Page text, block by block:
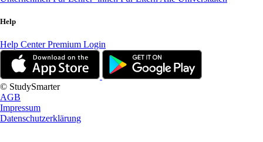
Help
Help CenterPremium Login
© StudySmarter
AGB
Impressum
Datenschutzerklärung